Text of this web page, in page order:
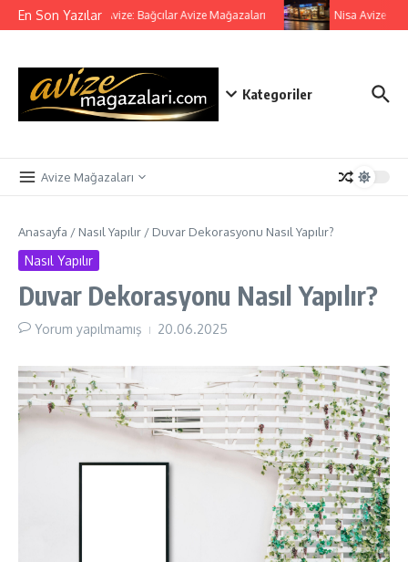
İçeriğe atla
En Son YazılarMesut Avize: Bağcılar Avize Mağazaları Nisa Avize –
Kategoriler
Avize Mağazaları
Anasayfa / Nasıl Yapılır / Duvar Dekorasyonu Nasıl Yapılır?
Nasıl Yapılır
Duvar Dekorasyonu Nasıl Yapılır?
Yorum yapılmamış 20.06.2025